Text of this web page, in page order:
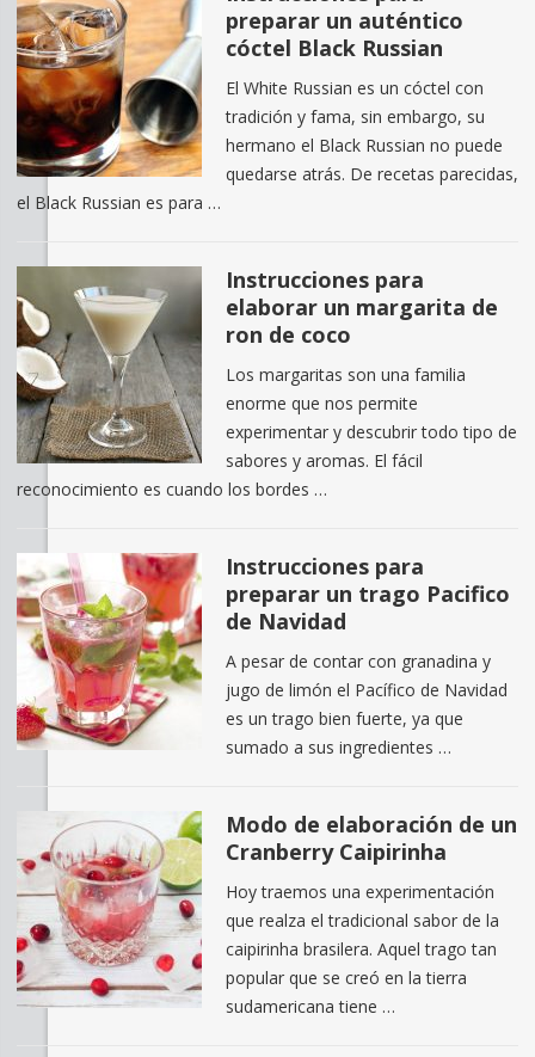
preparar un auténtico
cóctel Black Russian
El White Russian es un cóctel con
tradición y fama, sin embargo, su
hermano el Black Russian no puede
quedarse atrás. De recetas parecidas,
el Black Russian es para …
Instrucciones para
elaborar un margarita de
ron de coco
Los margaritas son una familia
enorme que nos permite
experimentar y descubrir todo tipo de
sabores y aromas. El fácil
reconocimiento es cuando los bordes …
Instrucciones para
preparar un trago Pacifico
de Navidad
A pesar de contar con granadina y
jugo de limón el Pacífico de Navidad
es un trago bien fuerte, ya que
sumado a sus ingredientes …
Modo de elaboración de un
Cranberry Caipirinha
Hoy traemos una experimentación
que realza el tradicional sabor de la
caipirinha brasilera. Aquel trago tan
popular que se creó en la tierra
sudamericana tiene …